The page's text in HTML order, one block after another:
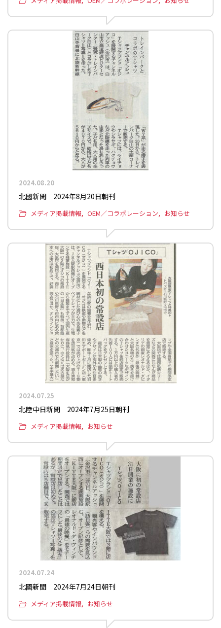
2024.08.20
北國新聞 2024年8月20日朝刊
メディア掲載情報 OEM／コラボレーション お知らせ
2024.07.25
北陸中日新聞 2024年7月25日朝刊
メディア掲載情報 お知らせ
2024.07.24
北國新聞 2024年7月24日朝刊
メディア掲載情報 お知らせ